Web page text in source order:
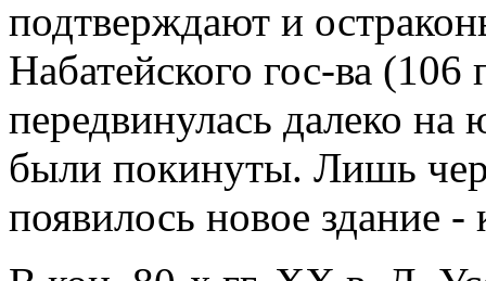
подтверждают и
Набатейского гос-ва
передвинулась далеко
были покинуты. Лишь
появилось новое здание -